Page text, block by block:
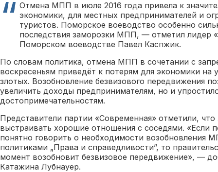
Отмена МПП в июле 2016 года привела к
экономики, для местных предпринимателей и
туристов. Поморское воеводство особенно
последствия заморозки МПП, — отметил лидер
Поморском воеводстве Павел Каспжик.
По словам политика, отмена МПП в сочетании с
воскресеньям приведёт к потерям для экономики на
злотых. Возобновление безвизового передвижения
увеличить доходы предпринимателям, но и
достопримечательностям.
Представители партии «Современная» отметили,
выстраивать хорошие отношения с соседями. «Если
понятно говорить о необходимости возобновления
политиками „Права и справедливости”, то
момент возобновит безвизовое передвижение», —
Катажина Лубнауер.